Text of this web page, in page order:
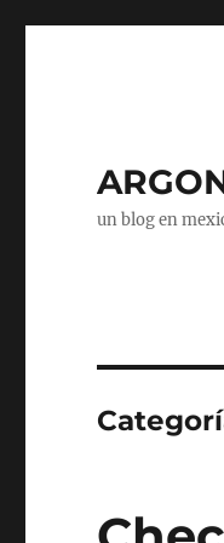
un blog en